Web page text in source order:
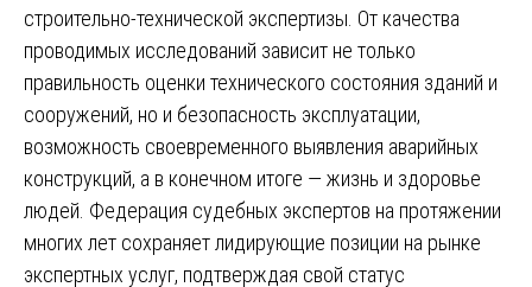
строительно-технической экспертизы. От качества
проводимых исследований зависит не только
правильность оценки технического состояния зданий и
сооружений, но и безопасность эксплуатации,
возможность своевременного выявления аварийных
конструкций, а в конечном итоге — жизнь и здоровье
людей. Федерация судебных экспертов на протяжении
многих лет сохраняет лидирующие позиции на рынке
экспертных услуг, подтверждая свой статус